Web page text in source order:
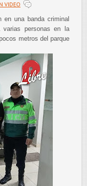
VIDEO
en una banda criminal
personas en la
metros del parque